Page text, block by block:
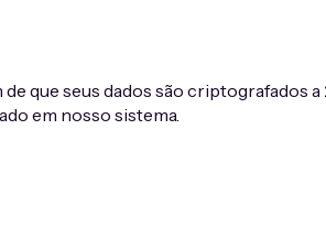
que seus dados são criptografados
em nosso sistema.